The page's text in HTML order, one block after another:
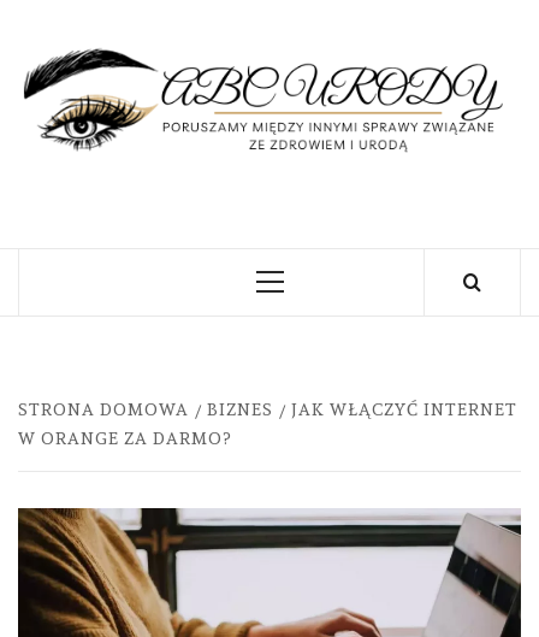
content
Primary
STRONA DOMOWA BIZNES
JAK WŁĄCZYĆ INTERNET
W ORANGE ZA DARMO?